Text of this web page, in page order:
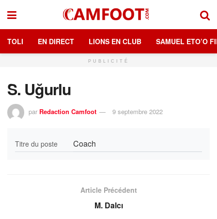
TOLI EN DIRECT LIONS EN CLUB SAMUEL ETO’O
PUBLICITÉ
S. Uğurlu
par Redaction Camfoot 9 septembre 2022
Titre du poste Coach
Article Précédent
M. Dalcı